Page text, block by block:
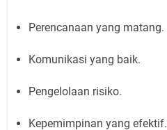
Perencanaan yang matang.
Komunikasi yang baik.
Pengelolaan risiko.
Kepemimpinan yang efektif.